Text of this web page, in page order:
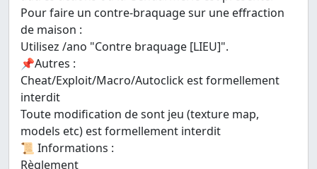
Pour faire un contre-braquage sur une effraction
de maison :
Utilisez /ano "Contre braquage [LIEU]".
📌Autres :
Cheat/Exploit/Macro/Autoclick est formellement
interdit
Toute modification de sont jeu (texture map,
models etc) est formellement interdit
📜 Informations :
Règlement